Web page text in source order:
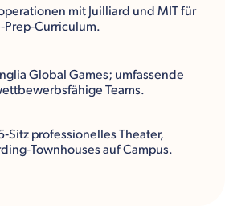
mit Juilliard und MIT für
Global Games; umfassende
Teams.
professionelles Theater,
auf Campus.